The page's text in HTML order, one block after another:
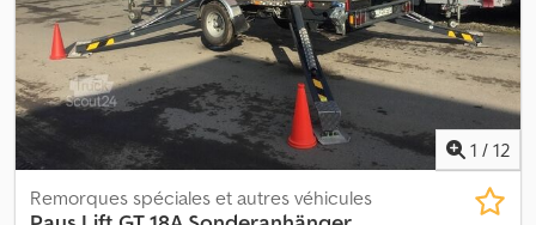
1 / 12
Remorques spéciales et autres véhicules